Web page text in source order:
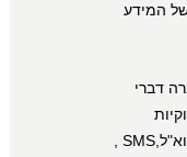
המידע
דברי